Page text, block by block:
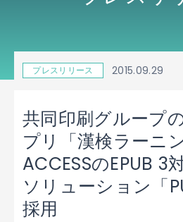
プレスリリース 2015.09.29
共同印刷グループ
プリ「漢検ラーニ
ACCESSのEPUB 3
ソリューション「
採用